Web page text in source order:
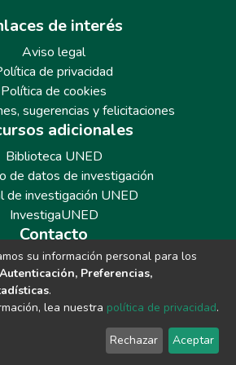
de interés
Aviso legal
de privacidad
Política de cookies
sugerencias y felicitaciones
adicionales
Biblioteca UNED
de datos de investigación
de investigación UNED
InvestigaUNED
Contacto
/ 6643 / 6633 / 8766
su información personal para los
Autenticación, Preferencias,
.
lea nuestra política de privacidad.
Rechazar Aceptar